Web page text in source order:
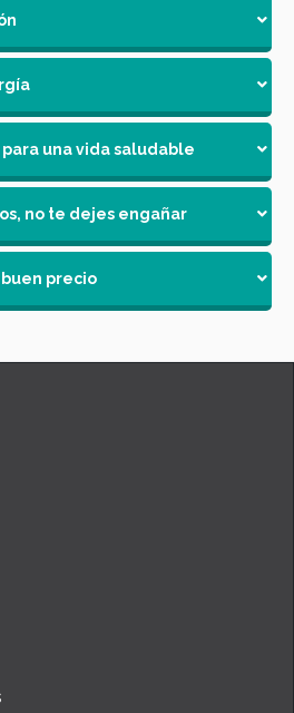
una vida saludable
no te dejes engañar
precio